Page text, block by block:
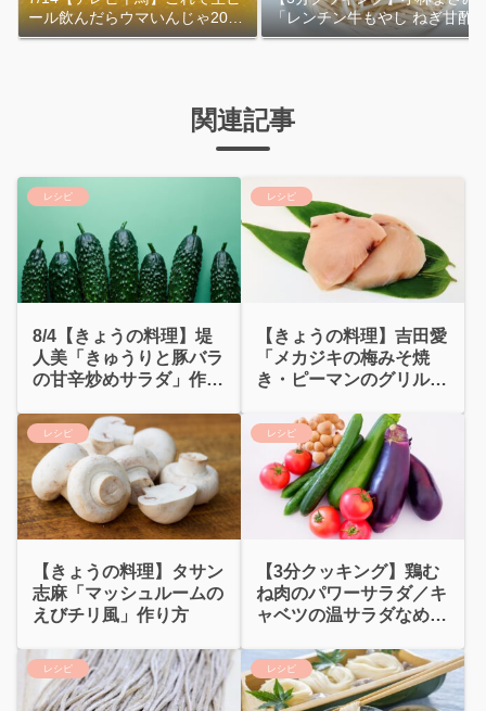
ール飲んだらウマいんじゃ2026
｜おおよその作り方
「レンチン牛もやし ねぎ甘酢
れ」作り方
関連記事
レシピ
8/4【きょうの料理】堤
人美「きゅうりと豚バラ
の甘辛炒めサラダ」作り
レシピ
【きょうの料理】吉田愛
「メカジキの梅みそ焼
き・ピーマンのグリル」
レシピ
【きょうの料理】タサン
志麻「マッシュルームの
えびチリ風」作り方
レシピ
【3分クッキング】鶏む
ね肉のパワーサラダ／キ
ャベツの温サラダなめ茸
レシピ レシピ